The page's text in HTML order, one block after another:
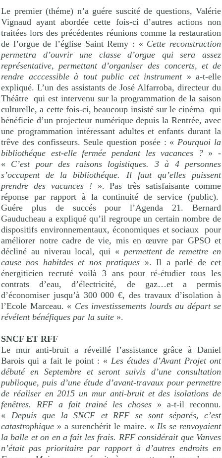
Le premier (théme) n’a guére suscité de questions, Valérie
Vignaud ayant abordée cette fois-ci d’autres actions non
traitées lors des précédentes réunions comme la restauration
de l’orgue de l’église Saint Remy : « Cette reconstruction
permettra d’ouvrir une classe d’orgue qui sera assez
représentative, permettant d’organiser des concerts, et de
rendre acccessible à tout public cet instrument » a-t-elle
expliqué. L’un des assistants de José Alfarroba, directeur du
Théâtre qui est intervenu sur la programmation de la saison
culturelle, a cette fois-ci, beaucoup insisté sur le cinéma qui
bénéficie d’un projecteur numérique depuis la Rentrée, avec
une programmation intéressant adultes et enfants durant la
trêve des confisseurs. Seule question posée : «Pourquoi la
bibliothéque est-elle fermée pendant les vacances ?» -
« C’est pour des raisons logistiques. 3 à 4 personnes
s’occupent de la bibliothéque. Il faut qu’elles puissent
prendre des vacances ! ». Pas très satisfaisante comme
réponse par rapport à la continuité de service (public).
Guére plus de succés pour l’Agenda 21. Bernard
Gauducheau a expliqué qu’il regroupe un certain nombre de
dispositifs environnementaux, économiques et sociaux
pour
améliorer notre cadre de vie, mis en œuvre par GPSO et
décliné au niverau local, qui « permettent de remettre en
cause nos habitdes et nos pratiques ». Il a parlé de cet
énergiticien recruté voilà 3 ans pour ré-étudier tous les
contrats d’eau, d’électricité, de gaz…et a permis
d’économiser jusqu’à 300 000 €, des travaux d’isolation à
l’Ecole Marceau. « Ces investissements lourds au départ se
révélent bénéfiques par la suite ».
SNCF ET RFF
Le mur anti-bruit a réveillé l’assistance grâce à Daniel
Barois qui a fait le point : « Les études d’Avant Projet ont
débuté en Septembre et seront suivis d’une consultation
publioque, puis d’une étude d’avant-travaux pour permettre
de réaliser en 2015 un mur anti-bruit et des isolations de
fenêtres. RFF a fait trainé les choses » a-t-il reconnu.
« Depuis que la SNCF et RFF se sont séparés, c’est
catastrophique » a surenchérit le maire. « Ils se renvoyaient
la balle et on en a fait les frais. RFF considérait que Vanves
n’était pas prioritaire par rapport à d’autres endroits en